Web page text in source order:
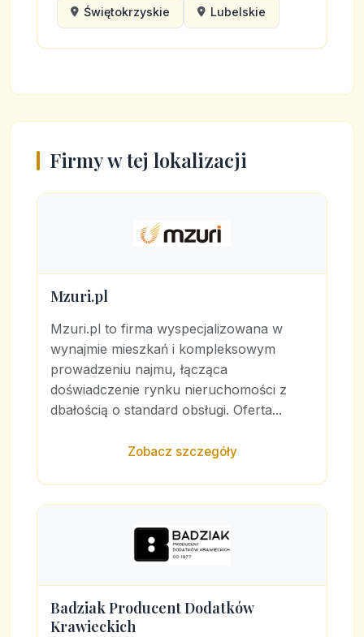
Świętokrzyskie Lubelskie
Firmy w tej lokalizacji
Mzuri.pl
Mzuri.pl to firma wyspecjalizowana w
wynajmie mieszkań i kompleksowym
prowadzeniu najmu, łącząca
doświadczenie rynku nieruchomości z
dbałością o standard obsługi. Oferta...
Zobacz szczegóły
Badziak Producent Dodatków
Krawieckich